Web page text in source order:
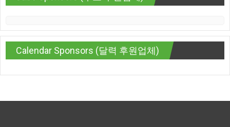
Calendar Sponsors (달력 후원업체)